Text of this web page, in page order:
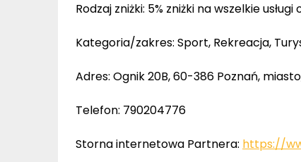
Rodzaj zniżki: 5% zniżki na wszelkie
Kategoria/zakres: Sport, Rekreacja,
Adres: Ognik 20B, 60-386 Poznań, miasto,
Telefon: 790204776
Storna internetowa Partnera: https://